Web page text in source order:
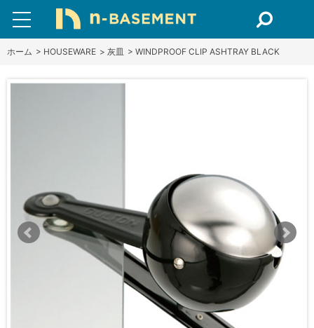
ホーム > HOUSEWARE > 灰皿 > WINDPROOF CLIP ASHTRAY BLACK